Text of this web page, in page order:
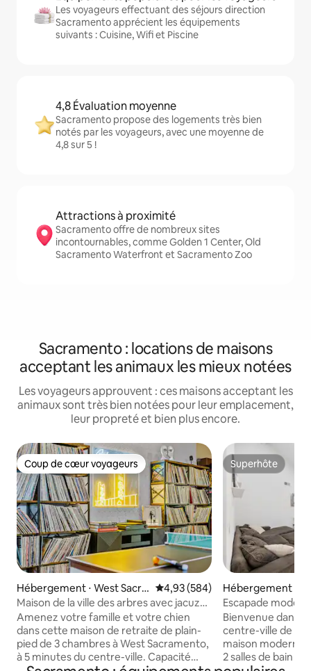
Les voyageurs effectuant des séjours direction
Sacramento apprécient les équipements
suivants : Cuisine, Wifi et Piscine
4,8 Évaluation moyenne
Sacramento propose des logements très bien
notés par les voyageurs, avec une moyenne de
4,8 sur 5 !
Attractions à proximité
Sacramento offre de nombreux sites
incontournables, comme Golden 1 Center, Old
Sacramento Waterfront et Sacramento Zoo
Sacramento : locations de maisons
acceptant les animaux les mieux notées
Les voyageurs approuvent : ces maisons acceptant les
animaux sont très bien notées pour leur emplacement,
leur propreté et bien plus encore.
Coup de cœur voyageurs
Coup de cœur voyageurs
Hébergement ⋅ West Sacra
mento
Évaluation moyenne sur la
4,93 (584)
Maison de la ville des arbres avec jacuzzi
et salle de jeux
Amenez votre famille et votre chien
dans cette maison de retraite de plain-
pied de 3 chambres à West Sacramento,
à 5 minutes du centre-ville. Capacité
Superhôte
Superhôte
Hébergement ⋅
o
Escapade
3 chambres/2
Bienvenue dans
centre-ville de
maison moderne
2 salles de bain